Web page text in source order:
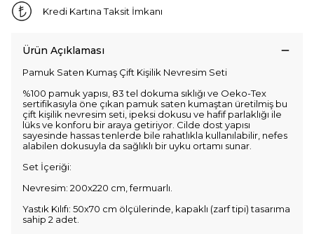
Kredi Kartına Taksit İmkanı
Ürün Açıklaması
Pamuk Saten Kumaş Çift Kişilik Nevresim Seti
%100 pamuk yapısı, 83 tel dokuma sıklığı ve Oeko-Tex
sertifikasıyla öne çıkan pamuk saten kumaştan üretilmiş bu
çift kişilik nevresim seti, ipeksi dokusu ve hafif parlaklığı ile
lüks ve konforu bir araya getiriyor. Cilde dost yapısı
sayesinde hassas tenlerde bile rahatlıkla kullanılabilir, nefes
alabilen dokusuyla da sağlıklı bir uyku ortamı sunar.
Set İçeriği:
Nevresim: 200x220 cm, fermuarlı.
Yastık Kılıfı: 50x70 cm ölçülerinde, kapaklı (zarf tipi) tasarıma
sahip 2 adet.